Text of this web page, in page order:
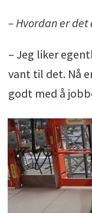
– Hvordan er
– Jeg liker
vant til det. Nå
godt med å